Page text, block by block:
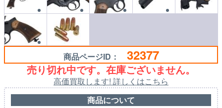
商品ページID： 32377
売り切れ中です。在庫ございません。
高価買取します! 詳しくはこちら
商品について